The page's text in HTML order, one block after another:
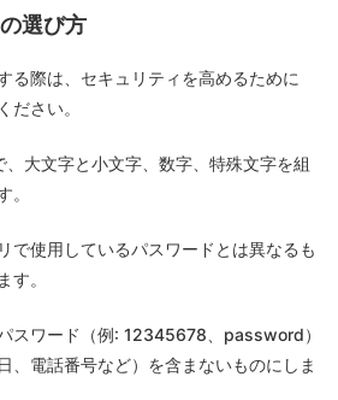
選び方
る際は、セキュリティを高めるために
ださい。
大文字と小文字、数字、特殊文字を組
。
で使用しているパスワードとは異なるも
す。
スワード（例: 12345678、password）
、電話番号など）を含まないものにしま